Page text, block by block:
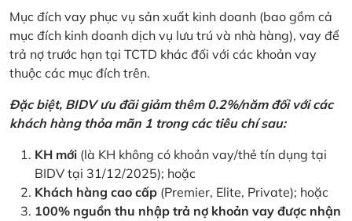
Mục đích vay phục vụ sản xuất kinh doanh (bao gồm cả
mục đích kinh doanh dịch vụ lưu trú và nhà hàng), vay để
trả nợ trước hạn tại TCTD khác đối với các khoản vay
thuộc các mục đích trên.
Đặc biệt, BIDV ưu đãi giảm thêm 0.2%/năm đối với các
khách hàng thỏa mãn 1 trong các tiêu chí sau:
KH mới (là KH không có khoản vay/thẻ tín dụng tại
BIDV tại 31/12/2025); hoặc
Khách hàng cao cấp (Premier, Elite, Private); hoặc
100% nguồn thu nhập trả nợ khoản vay được nhận